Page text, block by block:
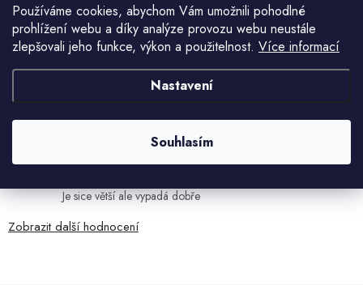
Používáme cookies, abychom Vám umožnili pohodlné
prohlížení webu a díky analýze provozu webu neustále
zlepšovali jeho funkce, výkon a použitelnost. Více informací
Nastavení
Souhlasím
Všetko bolo super ale škoda že návod je len v polsky a
anglicky .
5.8.2026
HELENA MINAŘÍKOVÁ
5.8.2026
Je sice větší ale vypadá dobře
Zobrazit další hodnocení